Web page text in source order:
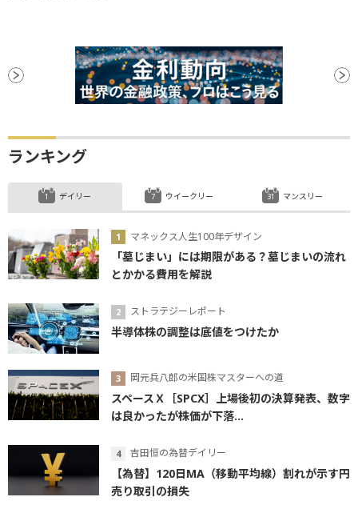
ランキング
デイリー
マネックス人生100年デザイン
「墓じまい」には期限がある？墓じまいの流れ
とかかる費用を解説
ストラテジーレポート
半導体株の調整は底値をつけたか
岡元兵八郎の米国株マスターへの道
スペースＸ［SPCX］上場後初の決算発表、数字
は良かったが株価が下落...
吉田恒の為替デイリー
【為替】120日MA（移動平均線）割れが示す円
売り取引の損失
ウイークリー マンスリー